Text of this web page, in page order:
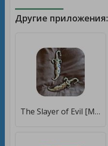
Другие приложения:
The Slayer of Evil [Много монет]